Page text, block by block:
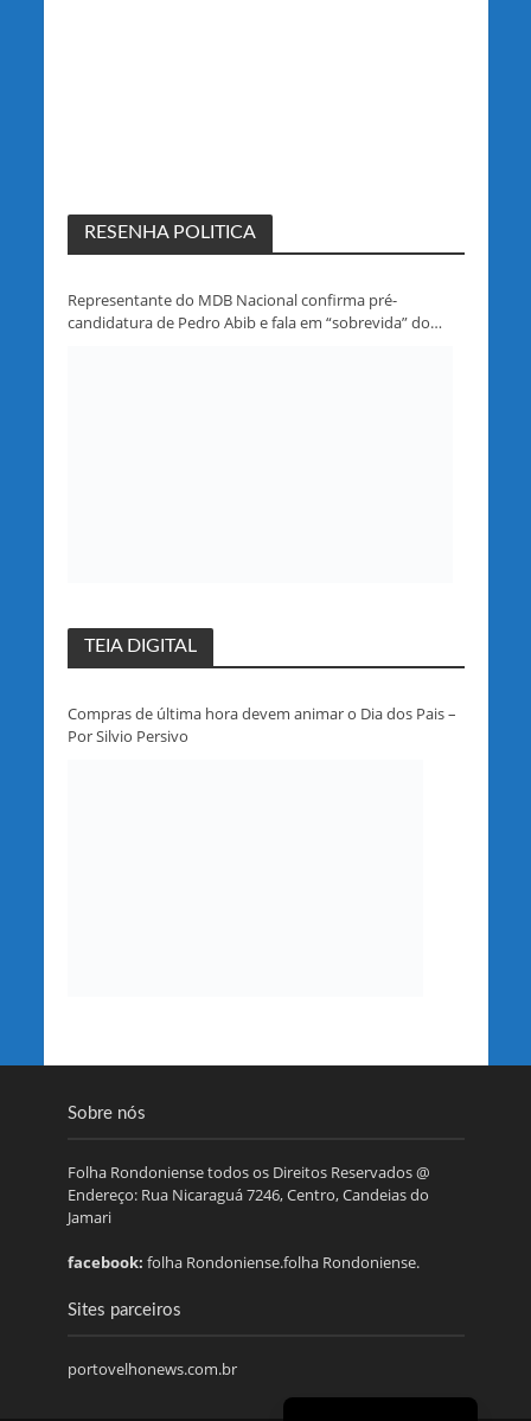
RESENHA POLITICA
Representante do MDB Nacional confirma pré-
candidatura de Pedro Abib e fala em “sobrevida” do
TEIA DIGITAL
Compras de última hora devem animar o Dia dos Pais –
Por Silvio Persivo
Sobre nós
Folha Rondoniense todos os Direitos Reservados @
Endereço: Rua Nicaraguá 7246, Centro, Candeias do
Jamari
facebook: folha Rondoniense.folha Rondoniense.
Sites parceiros
portovelhonews.com.br